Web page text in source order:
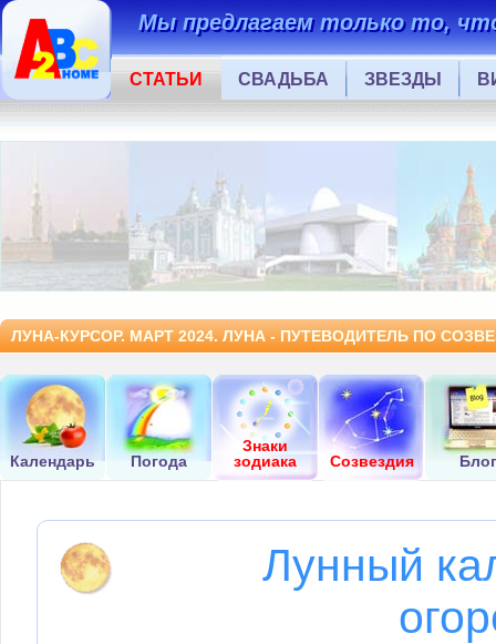
Мы предлагаем только то,
СТАТЬИ СВАДЬБА ЗВЕЗДЫ
ЛУНА-КУРСОР. МАРТ 2024. ЛУНА - ПУТЕВОДИТЕЛЬ ПО
Календарь Погода
Знаки
зодиака
Созвездия Блог
Лунный